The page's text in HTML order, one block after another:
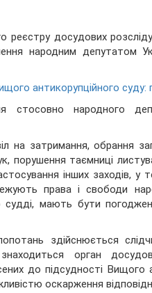
досудових
народним депутатом
антикорупційного суду:
стосовно народного
на затримання, обрання
таємниці
інших заходів, у
права і свободи
мають бути
здійснюється
орган
до підсудності Вищого
оскарження